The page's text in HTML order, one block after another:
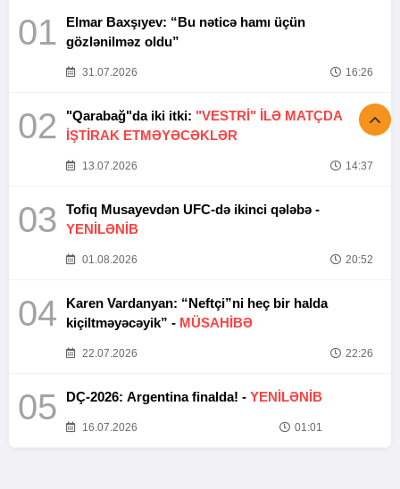
01
Elmar Baxşıyev: “Bu nəticə hamı üçün
gözlənilməz oldu”
31.07.2026 16:26
02 "Qarabağ"da iki itki: "VESTRİ" İLƏ MATÇDA
İŞTİRAK ETMƏYƏCƏKLƏR
13.07.2026 14:37
03
Tofiq Musayevdən UFC-də ikinci qələbə -
YENİLƏNİB
01.08.2026 20:52
04
Karen Vardanyan: “Neftçi”ni heç bir halda
kiçiltməyəcəyik” - MÜSAHİBƏ
22.07.2026 22:26
05 DÇ-2026: Argentina finalda! - YENİLƏNİB
16.07.2026 01:01